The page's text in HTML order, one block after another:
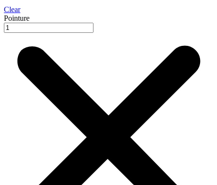
Clear
Pointure